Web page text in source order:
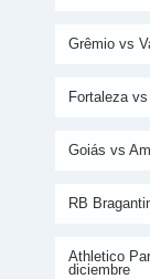
Grêmio vs
Fortaleza
Goiás vs
RB
Athletico
diciembre